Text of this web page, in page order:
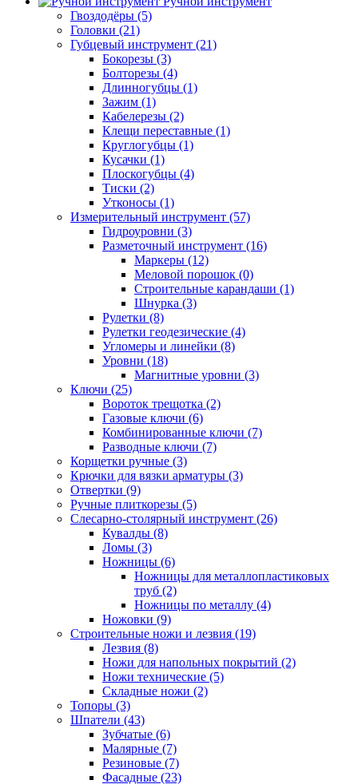
Гвоздодёры (5)
Головки (21)
Губцевый инструмент (21)
Бокорезы (3)
Болторезы (4)
Длинногубцы (1)
Зажим (1)
Кабелерезы (2)
Клещи переставные (1)
Круглогубцы (1)
Кусачки (1)
Плоскогубцы (4)
Тиски (2)
Утконосы (1)
Измерительный инструмент (57)
Гидроуровни (3)
Разметочный инструмент (16)
Маркеры (12)
Меловой порошок (0)
Строительные карандаши (1)
Шнурка (3)
Рулетки (8)
Рулетки геодезические (4)
Угломеры и линейки (8)
Уровни (18)
Магнитные уровни (3)
Ключи (25)
Вороток трещотка (2)
Газовые ключи (6)
Комбинированные ключи (7)
Разводные ключи (7)
Корщетки ручные (3)
Крючки для вязки арматуры (3)
Отвертки (9)
Ручные плиткорезы (5)
Слесарно-столярный инструмент (26)
Кувалды (8)
Ломы (3)
Ножницы (6)
Ножницы для металлопластиковых
труб (2)
Ножницы по металлу (4)
Ножовки (9)
Строительные ножи и лезвия (19)
Лезвия (8)
Ножи для напольных покрытий (2)
Ножи технические (5)
Складные ножи (2)
Топоры (3)
Шпатели (43)
Зубчатые (6)
Малярные (7)
Резиновые (7)
Фасадные (23)